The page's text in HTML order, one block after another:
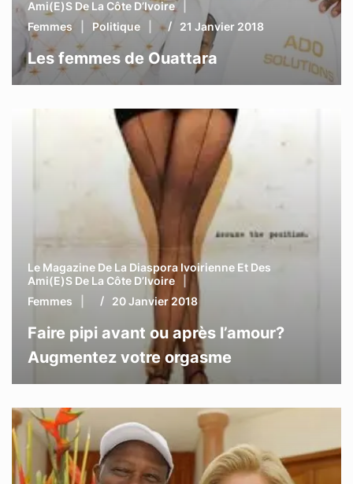
Ami(e)s De La Côte D’Ivoire
Femmes
Politique 21 Janvier 2018
Les femmes de Ouattara
Le Magazine De La Diaspora Ivoirienne Et Des
Ami(e)s De La Côte D’Ivoire
Femmes
20 Janvier 2018
Faire pipi avant ou après l’amour?
Augmentez votre orgasme